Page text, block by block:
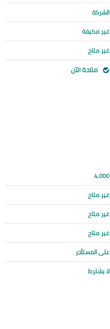
الشركة
غير مكيفة
غير متاح
متاحة الآن
4,000
غير متاح
غير متاح
غير متاح
على المستأجر
لا يشترط